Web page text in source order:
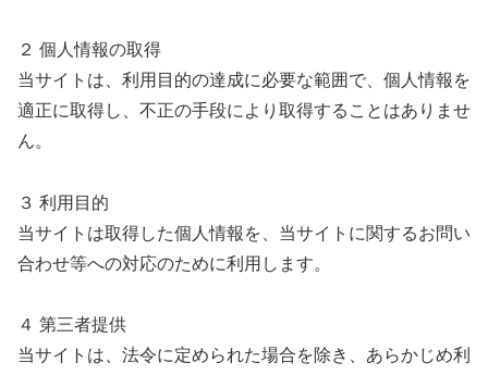
２ 個人情報の取得
当サイトは、利用目的の達成に必要な範囲で、個人情報を
適正に取得し、不正の手段により取得することはありませ
ん。
３ 利用目的
当サイトは取得した個人情報を、当サイトに関するお問い
合わせ等への対応のために利用します。
４ 第三者提供
当サイトは、法令に定められた場合を除き、あらかじめ利